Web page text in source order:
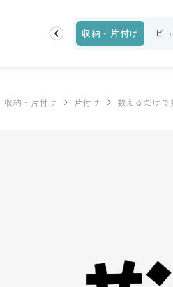
家事テク 収納・片付け ビ
収納・片付け 片付け 数えるだけで